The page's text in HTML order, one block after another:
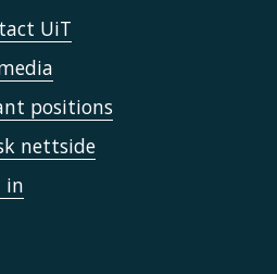
UiT
positions
nettside
in